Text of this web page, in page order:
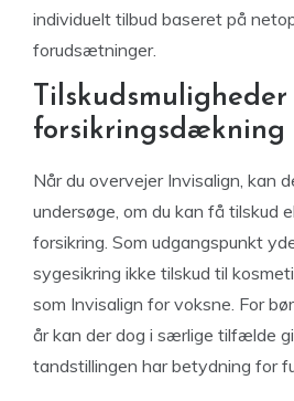
individuelt tilbud baseret på
forudsætninger.
Tilskudsmuligheder
forsikringsdækning
Når du overvejer Invisalign, kan
undersøge, om du kan få tilskud
forsikring. Som udgangspunkt
sygesikring ikke tilskud til
som Invisalign for voksne. For
år kan der dog i særlige tilfælde
tandstillingen har betydning for